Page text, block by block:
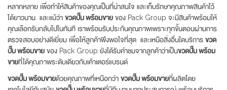
หลากหลาย เพื่อทำให้สินค้าของคุณเป็นที่น่าสนใจ และเก็บรักษาคุณภาพสินค้าไว้
ได้ยาวนาน และแม้ว่า ขวดปั๊ม พร้อมขาย ของ Pack Group จะมีสินค้าพร้อมให้
คุณเลือกรับกลับไปในทันที เราพร้อมรับประกันคุณภาพเพราะทุกขั้นตอนผ่านการ
ตรวจสอบอย่างดีเยี่ยม เพื่อให้ลูกค้าพึงพอใจที่สุด และเหนือสิ่งอื่นใดบริการ ขวด
ปั๊ม พร้อมขาย ของ Pack Group ยังได้รับคำชมจากลูกค้าว่าเป็นขวดปั๊ม พร้อม
ขายที่ได้คุณภาพระดับเดียวกับเค้าเตอร์แบรนด์
ขวดปั๊ม พร้อมขายด้วยคุณภาพที่เหนือกว่า ขวดปั๊ม พร้อมขายที่ผลิตโดย